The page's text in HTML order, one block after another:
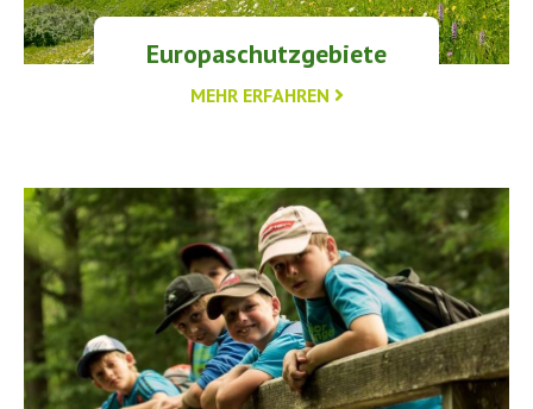
Europaschutzgebiete
MEHR ERFAHREN